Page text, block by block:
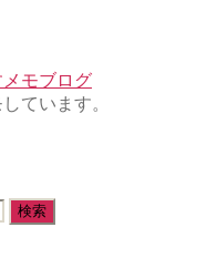
モブログ
ています。